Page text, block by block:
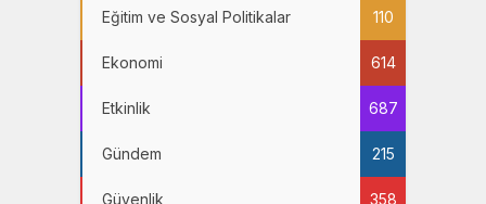
Eğitim ve Sosyal Politikalar 110
Ekonomi 614
Etkinlik 687
Gündem 215
Güvenlik 358